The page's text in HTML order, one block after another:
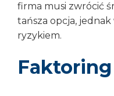
firma musi zwrócić
tańsza opcja, jednak
ryzykiem.